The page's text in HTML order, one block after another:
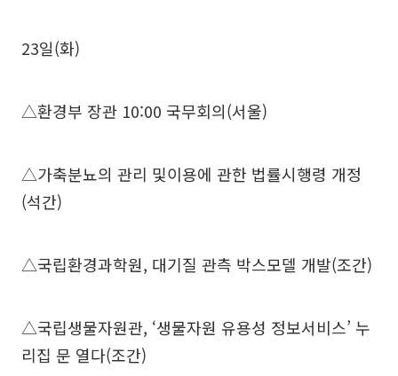
23일(화)
△환경부 장관 10:00 국무회의(서울)
△가축분뇨의 관리 및이용에 관한 법률시행령 개정
(석간)
△국립환경과학원, 대기질 관측 박스모델 개발(조간)
△국립생물자원관, ‘생물자원 유용성 정보서비스’ 누
리집 문 열다(조간)